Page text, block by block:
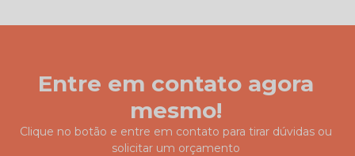
Entre em contato agora
mesmo!
Clique no botão e entre em contato para tirar dúvidas ou
solicitar um orçamento